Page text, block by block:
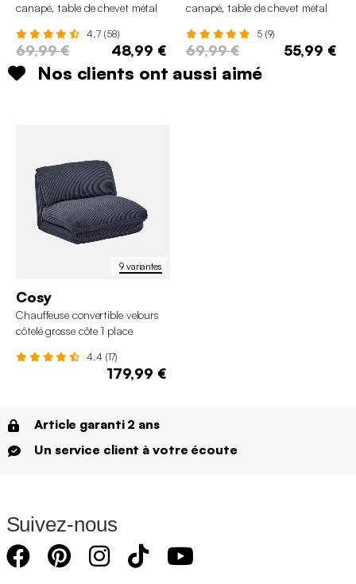
canapé, table de chevet métal
4.7 (58)
69,99 € 48,99 €
canapé, table de chevet métal
5 (9)
69,99 € 55,99 €
Nos clients ont aussi aimé
9 variantes
Cosy
Chauffeuse convertible velours
côtelé grosse côte 1 place
4.4 (17)
179,99 €
Article garanti 2 ans
Un service client à votre écoute
Suivez-nous